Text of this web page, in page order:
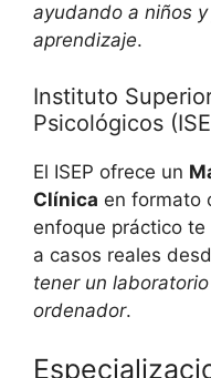
ayudando a niños
aprendizaje.
Instituto
Psicológicos
El ISEP ofrece un
Clínica en formato
enfoque práctico
a casos reales
tener un
ordenador.